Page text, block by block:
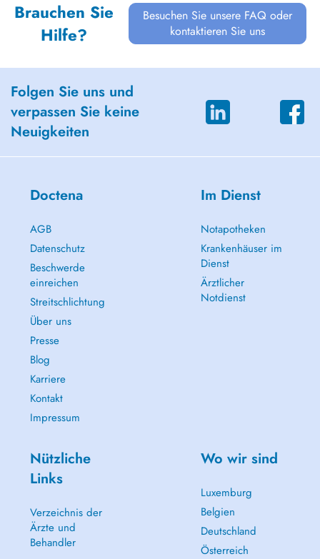
Brauchen Sie
Hilfe?
Besuchen Sie unsere FAQ oder
kontaktieren Sie uns
Folgen Sie uns und
verpassen Sie keine
Neuigkeiten
Doctena
AGB
Datenschutz
Beschwerde
einreichen
Streitschlichtung
Über uns
Presse
Blog
Karriere
Kontakt
Impressum
Im Dienst
Notapotheken
Krankenhäuser im
Dienst
Ärztlicher
Notdienst
Nützliche
Links
Verzeichnis der
Ärzte und
Behandler
Wo wir sind
Luxemburg
Belgien
Deutschland
Österreich